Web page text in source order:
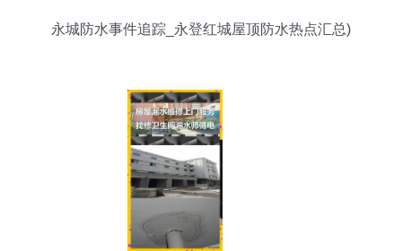
永城防水事件追踪_永登红城屋顶防水热点汇总)